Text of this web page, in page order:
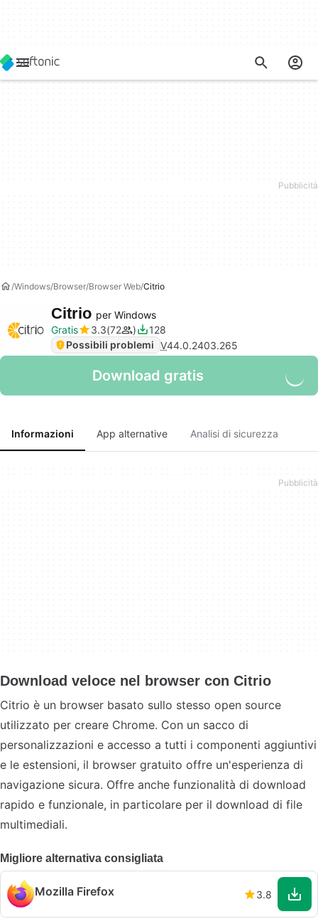
Windows Browser Browser Web Citrio
Citrio per Windows
Gratis
3.3 72
128
Possibili problemi V44.0.2403.265
Download gratis
Informazioni App alternative Analisi di sicurezza
Download veloce nel browser con Citrio
Citrio è un browser basato sullo stesso open source
utilizzato per creare Chrome. Con un sacco di
personalizzazioni e accesso a tutti i componenti aggiuntivi
e le estensioni, il browser gratuito offre un'esperienza di
navigazione sicura. Offre anche funzionalità di download
rapido e funzionale, in particolare per il download di file
multimediali.
Migliore alternativa consigliata
Mozilla Firefox 3.8